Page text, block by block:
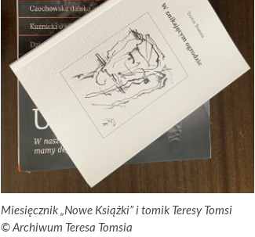
Miesięcznik „Nowe Książki” i tomik Teresy Tomsi
©.Archiwum Teresa Tomsia